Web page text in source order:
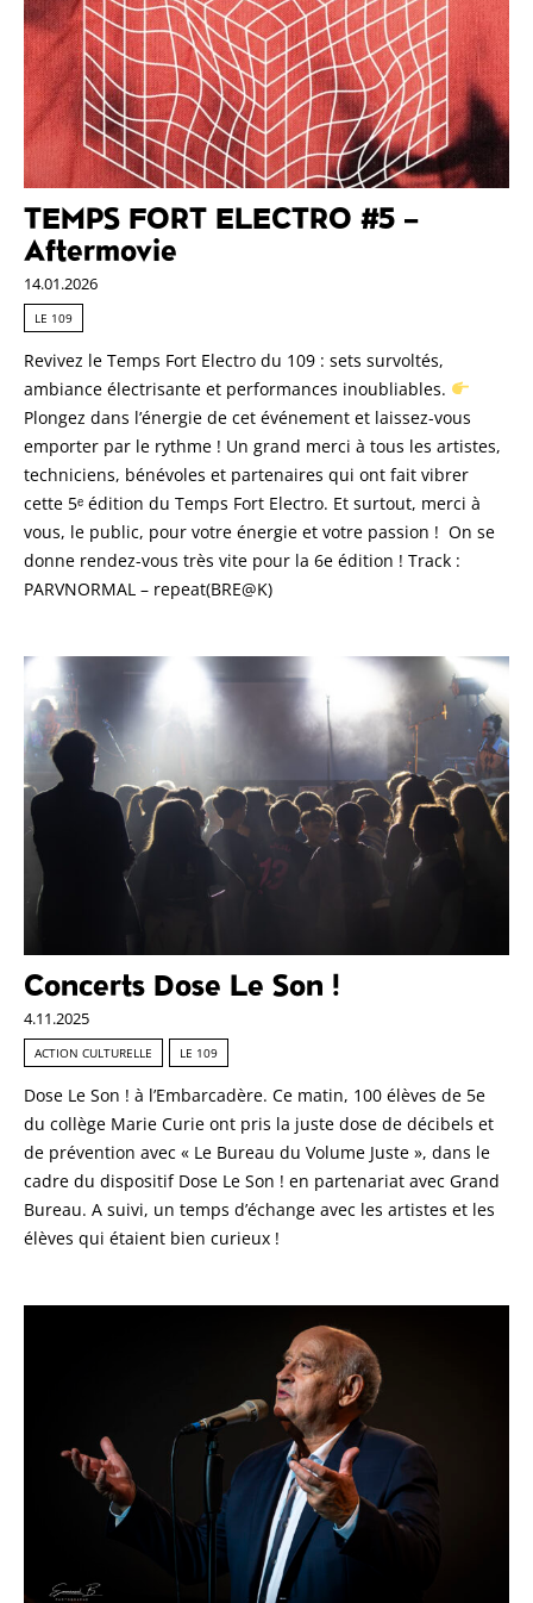
TEMPS FORT ELECTRO #5 –
Aftermovie
14.01.2026
LE 109
Revivez le Temps Fort Electro du 109 : sets survoltés,
ambiance électrisante et performances inoubliables.
Plongez dans l’énergie de cet événement et laissez-vous
emporter par le rythme ! Un grand merci à tous les artistes,
techniciens, bénévoles et partenaires qui ont fait vibrer
cette 5ᵉ édition du Temps Fort Electro. Et surtout, merci à
vous, le public, pour votre énergie et votre passion ! On se
donne rendez-vous très vite pour la 6e édition ! Track :
PARVNORMAL – repeat(BRE@K)
Concerts Dose Le Son !
4.11.2025
ACTION CULTURELLE LE 109
Dose Le Son ! à l’Embarcadère. Ce matin, 100 élèves de 5e
du collège Marie Curie ont pris la juste dose de décibels et
de prévention avec « Le Bureau du Volume Juste », dans le
cadre du dispositif Dose Le Son ! en partenariat avec Grand
Bureau. A suivi, un temps d’échange avec les artistes et les
élèves qui étaient bien curieux !